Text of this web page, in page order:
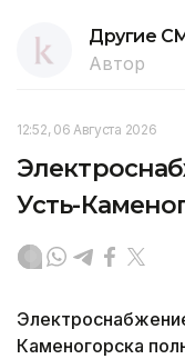
Другие
Автор
12:52, 06 Августа 2026
Усть-
Каменогорска